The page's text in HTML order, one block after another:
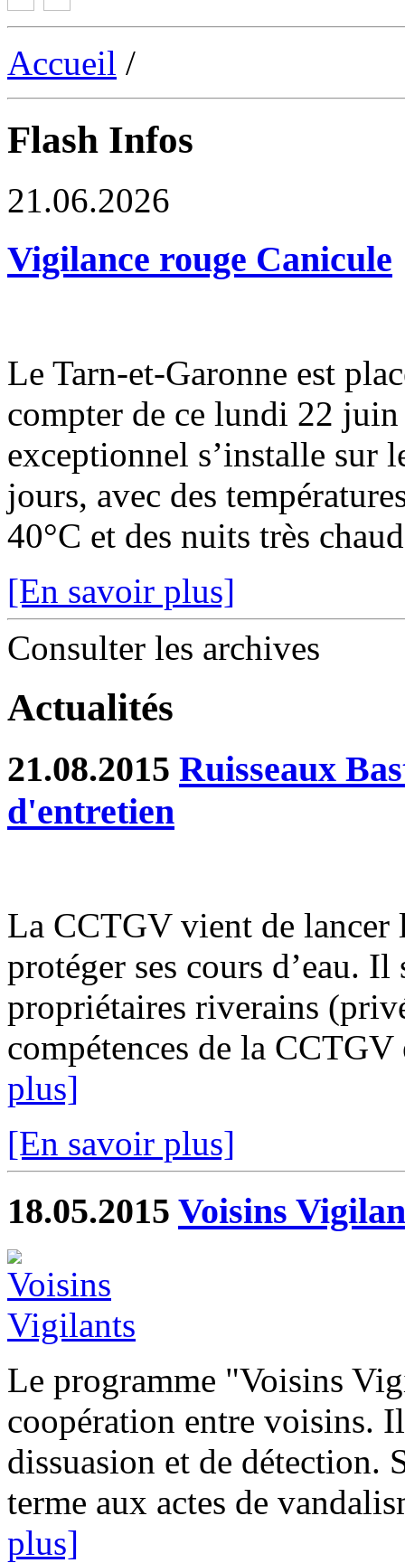
Accueil /
Flash Infos
21.06.2026
Vigilance rouge Canicule
Le Tarn-et-Garonne est
compter de ce lundi 22
exceptionnel s’installe sur
jours, avec des
40°C et des nuits très
[En savoir plus]
Consulter les archives
Actualités
21.08.2015 Ruisseaux
d'entretien
La CCTGV vient de
protéger ses cours d’eau.
propriétaires riverains
compétences de la CCTGV
plus]
[En savoir plus]
18.05.2015 Voisins
Le programme "Voisins
coopération entre voisins.
dissuasion et de détection.
terme aux actes de
plus]